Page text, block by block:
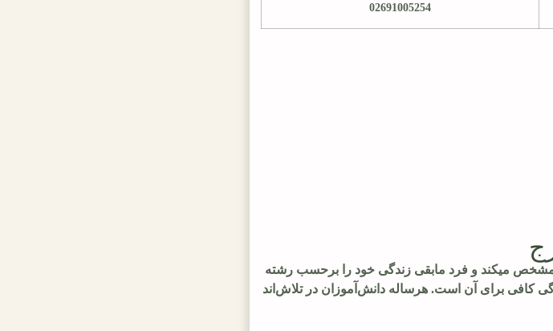
02691005254
مشخص میکند و فرد مابقی زندگی خود را برحسب رشته
کافی برای آن است. هرساله دانش‌آموزان در تلاش‌اند